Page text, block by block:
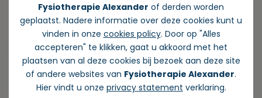
Fysiotherapie Alexander of derden worden
geplaatst. Nadere informatie over deze cookies kunt u
vinden in onze cookies policy. Door op "Alles
accepteren" te klikken, gaat u akkoord met het
plaatsen van al deze cookies bij bezoek aan deze site
of andere websites van Fysiotherapie Alexander.
Hier vindt u onze privacy statement verklaring.